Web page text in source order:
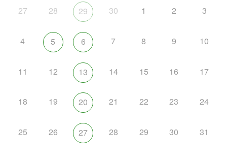
27 28 29 30 1 2 3
4 5 6 7 8 9 10
11 12 13 14 15 16 17
18 19 20 21 22 23 24
25 26 27 28 29 30 31